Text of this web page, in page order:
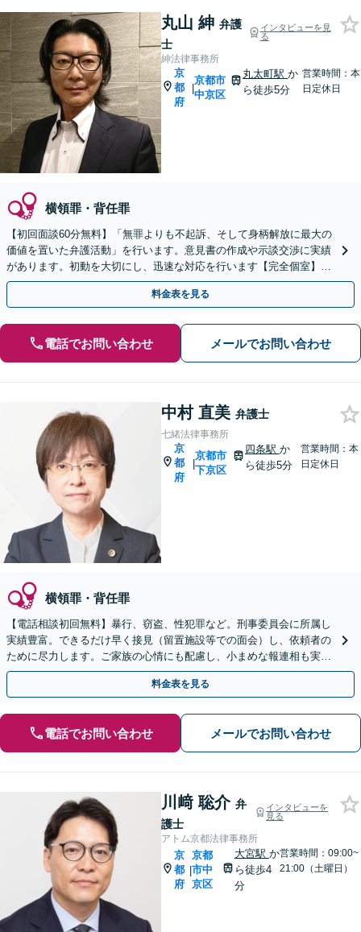
丸山 紳 弁護
士
インタビューを見
る
紳法律事務所
京
都
府
|
京都市
中京区
丸太町駅か
ら徒歩5分
営業時間：本
日定休日
横領罪・背任罪
【初回面談60分無料】「無罪よりも不起訴、そして身柄解放に最大の
価値を置いた弁護活動」を行います。意見書の作成や示談交渉に実績
があります。初動を大切にし、迅速な対応を行います【完全個室】
【子連れ相談可】【丸太町駅5分】
料金表を見る
電話でお問い合わせ メールでお問い合わせ
中村 直美 弁護士
七緒法律事務所
京
都
府
|
京都市
下京区
四条駅 か
ら徒歩5分
営業時間：本
日定休日
横領罪・背任罪
【電話相談初回無料】暴行、窃盗、性犯罪など。刑事委員会に所属し
実績豊富。できるだけ早く接見（留置施設等での面会）し、依頼者の
ために尽力します。ご家族の心情にも配慮し、小まめな報連相も実
施。加害者の立ち直り支援も注力しています【四条烏丸5分】
料金表を見る
電話でお問い合わせ メールでお問い合わせ
川﨑 聡介 弁
護士
インタビューを
見る
アトム京都法律事務所
京
都
府
|
京都
市中
京区
大宮駅 か
ら徒歩4
分
営業時間：09:00~
21:00（土曜日）